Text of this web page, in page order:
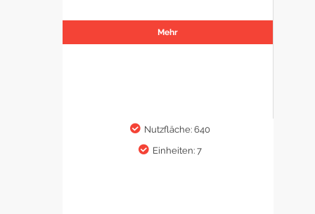
Mehr
Nutzfläche: 640
Einheiten: 7